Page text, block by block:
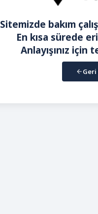
Sitemizde bakım
En kısa sürede
Anlayışınız için
Geri